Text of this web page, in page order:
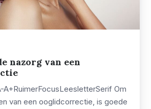
nazorg van een
A+RuimerFocusLeesletterSerif Om
van een ooglidcorrectie, is goede